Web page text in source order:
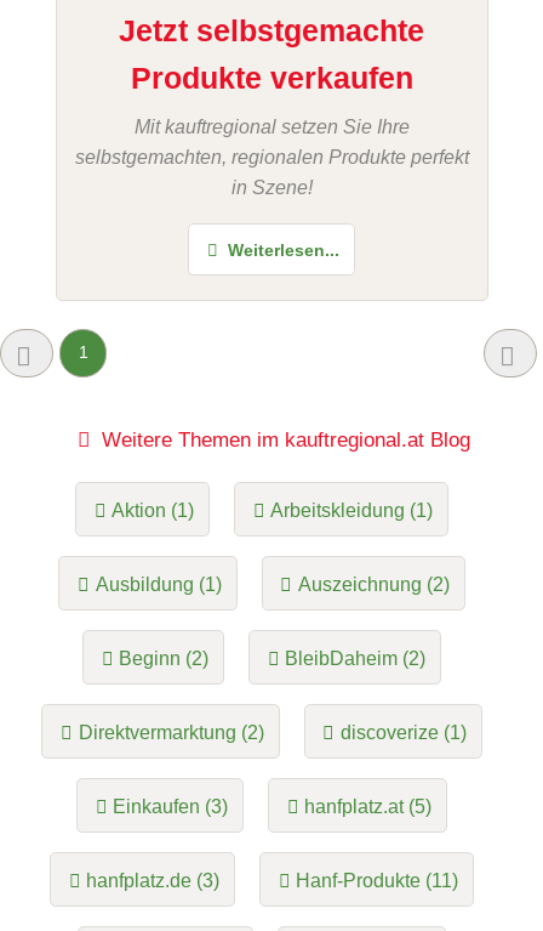
Jetzt selbstgemachte
Produkte verkaufen
Mit kauftregional setzen Sie Ihre
selbstgemachten, regionalen Produkte perfekt
in Szene!
Weiterlesen...
1
Weitere Themen im kauftregional.at Blog
Aktion (1) Arbeitskleidung (1)
Ausbildung (1) Auszeichnung (2)
Beginn (2) BleibDaheim (2)
Direktvermarktung (2) discoverize (1)
Einkaufen (3) hanfplatz.at (5)
hanfplatz.de (3) Hanf-Produkte (11)